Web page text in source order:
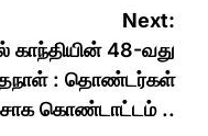
கைது..